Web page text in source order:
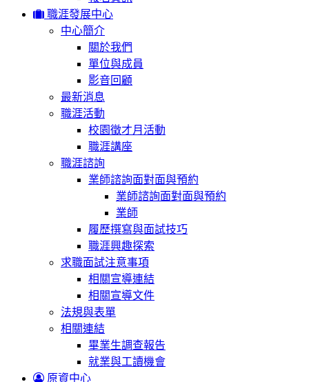
職涯發展中心
中心簡介
關於我們
單位與成員
影音回顧
最新消息
職涯活動
校園徵才月活動
職涯講座
職涯諮詢
業師諮詢面對面與預約
業師諮詢面對面與預約
業師
履歷撰寫與面試技巧
職涯興趣探索
求職面試注意事項
相關宣導連結
相關宣導文件
法規與表單
相關連結
畢業生調查報告
就業與工讀機會
原資中心